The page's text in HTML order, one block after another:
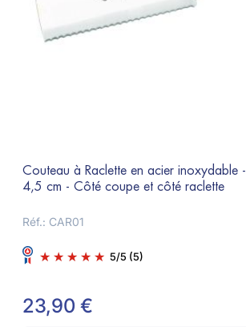
Couteau à Raclette en acier
4,5 cm - Côté coupe et côté raclette
Réf.: CAR01
5/5 (5)
23,90 €